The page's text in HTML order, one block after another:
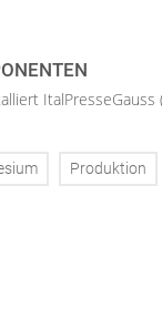
ItalPresseGauss
Produktion